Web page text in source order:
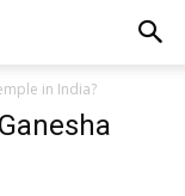
in India?